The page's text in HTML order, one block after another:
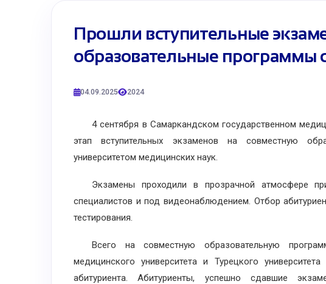
Прошли вступительные
образовательные программы
04.09.2025 2024
4 сентября в Самаркандском государственном
этап вступительных экзаменов на совместную
университетом медицинских наук.
Экзамены проходили в прозрачной атмосфере при
специалистов и под видеонаблюдением. Отбор
тестирования.
Всего на совместную образовательную
медицинского университета и Турецкого
абитуриента. Абитуриенты, успешно сдавшие